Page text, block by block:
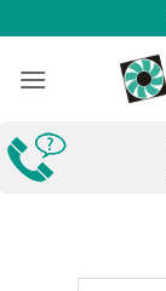
content